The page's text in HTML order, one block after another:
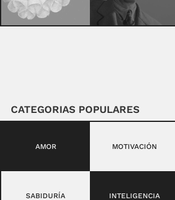
CATEGORIAS POPULARES
AMOR MOTIVACIÓN
SABIDURÍA INTELIGENCIA